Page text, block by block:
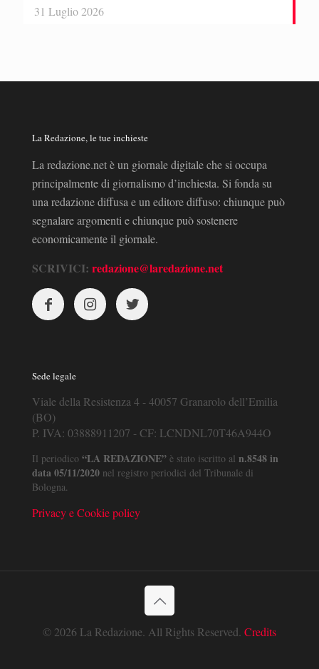
31 Luglio 2026
La Redazione, le tue inchieste
La redazione.net è un giornale digitale che si occupa
principalmente di giornalismo d’inchiesta. Si fonda su
una redazione diffusa e un editore diffuso: chiunque può
segnalare argomenti e chiunque può sostenere
economicamente il giornale.
SCRIVICI: redazione@laredazione.net
Sede legale
Viale della Resistenza 4 - 40057 Granarolo dell’Emilia
(BO)
P. IVA: 03888911207 - CF: LCNDNL70T46A944O
Il periodico “LA REDAZIONE” è stato iscritto al n.8548 in
data 05/11/2020 nel registro periodici del Tribunale di
Bologna.
Privacy e Cookie policy
© 2026 La Redazione. All Rights Reserved. Credits